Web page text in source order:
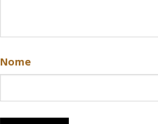
Nome